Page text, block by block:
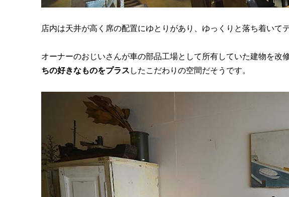
店内は天井が高く席の配置にゆとりがあり、ゆっくりと落ち着いて
オーナーのおじいさんが車の部品工場として所有していた建物を改修
ちの好きなものをプラス したこだわりの空間だそうです。